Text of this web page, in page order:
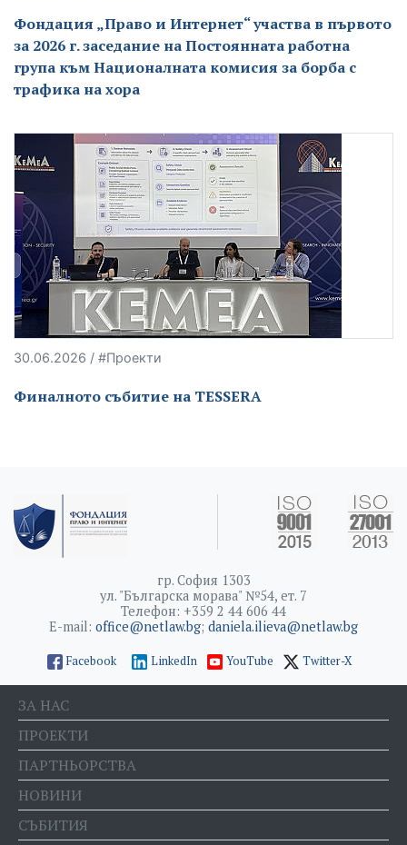
Фондация „Право и Интернет“ участва в първото
за 2026 г. заседание на Постоянната работна
група към Националната комисия за борба с
трафика на хора
30.06.2026 / #Проекти
Финалното събитие на TESSERA
гр. София 1303
ул. "Българска морава" №54, ет. 7
Телефон: +359 2 44 606 44
E-mail: office@netlaw.bg; daniela.ilieva@netlaw.bg
Facebook LinkedIn YouTube Twitter-X
ЗА НАС
ПРОЕКТИ
ПАРТНЬОРСТВА
НОВИНИ
СЪБИТИЯ